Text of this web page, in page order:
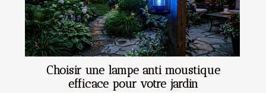
Choisir une lampe anti moustique
efficace pour votre jardin